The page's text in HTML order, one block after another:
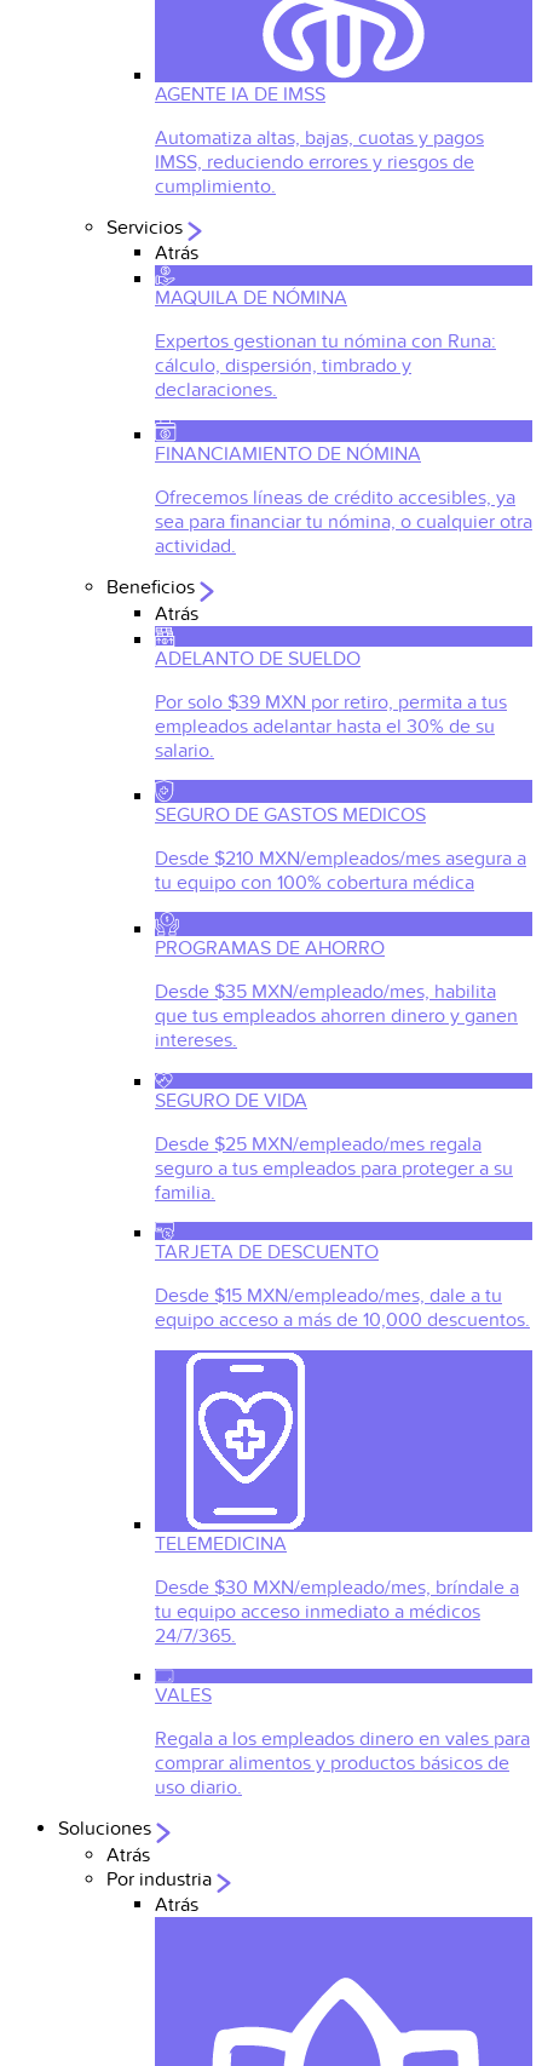
AGENTE IA DE IMSS
Automatiza altas, bajas, cuotas y pagos
IMSS, reduciendo errores y riesgos de
cumplimiento.
Servicios
Atrás
MAQUILA DE NÓMINA
Expertos gestionan tu nómina con Runa:
cálculo, dispersión, timbrado y
declaraciones.
FINANCIAMIENTO DE NÓMINA
Ofrecemos líneas de crédito accesibles, ya
sea para financiar tu nómina, o cualquier otra
actividad.
Beneficios
Atrás
ADELANTO DE SUELDO
Por solo $39 MXN por retiro, permita a tus
empleados adelantar hasta el 30% de su
salario.
SEGURO DE GASTOS MEDICOS
Desde $210 MXN/empleados/mes asegura a
tu equipo con 100% cobertura médica
PROGRAMAS DE AHORRO
Desde $35 MXN/empleado/mes, habilita
que tus empleados ahorren dinero y ganen
intereses.
SEGURO DE VIDA
Desde $25 MXN/empleado/mes regala
seguro a tus empleados para proteger a su
familia.
TARJETA DE DESCUENTO
Desde $15 MXN/empleado/mes, dale a tu
equipo acceso a más de 10,000 descuentos.
TELEMEDICINA
Desde $30 MXN/empleado/mes, bríndale a
tu equipo acceso inmediato a médicos
24/7/365.
VALES
Regala a los empleados dinero en vales para
comprar alimentos y productos básicos de
uso diario.
Soluciones
Atrás
Por industria
Atrás